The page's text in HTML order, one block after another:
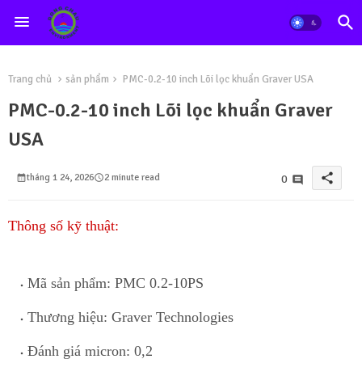
Trang chủ sản phẩm PMC-0.2-10 inch Lõi lọc khuẩn Graver USA
PMC-0.2-10 inch Lõi lọc khuẩn Graver
USA
tháng 1 24, 2026 2 minute read 0 share
Thông số kỹ thuật:
Mã sản phẩm: PMC 0.2-10PS
Thương hiệu: Graver Technologies
Đánh giá micron: 0,2